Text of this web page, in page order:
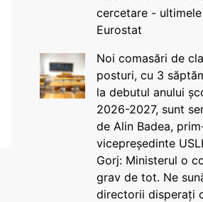
cercetare -
Eurostat
Noi comasări de
posturi, cu 3
la debutul anului
2026-2027, sunt
de Alin Badea,
vicepreședinte USLI
Gorj: Ministerul o
grav de tot. Ne
directorii disperați